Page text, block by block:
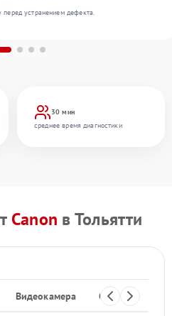
30 мин
среднее время диагностики
устранением дефекта.
Canon в Тольятти
Видеокамера Объектив